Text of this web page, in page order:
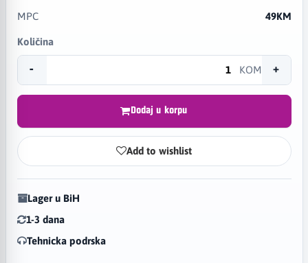
MPC 49KM
Količina
- KOM +
Dodaj u korpu
Add to wishlist
Lager u BiH
1-3 dana
Tehnicka podrska